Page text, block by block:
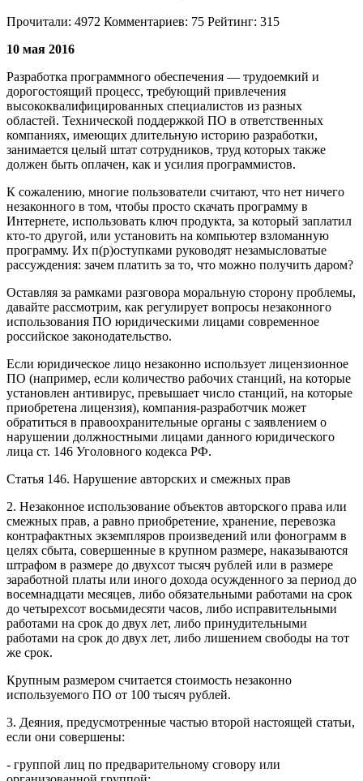
Прочитали: 4972 Комментариев: 75 Рейтинг: 315
10 мая 2016
Разработка программного обеспечения — трудоемкий и
дорогостоящий процесс, требующий привлечения
высококвалифицированных специалистов из разных
областей. Технической поддержкой ПО в ответственных
компаниях, имеющих длительную историю разработки,
занимается целый штат сотрудников, труд которых также
должен быть оплачен, как и усилия программистов.
К сожалению, многие пользователи считают, что нет ничего
незаконного в том, чтобы просто скачать программу в
Интернете, использовать ключ продукта, за который заплатил
кто-то другой, или установить на компьютер взломанную
программу. Их п(р)оступками руководят незамысловатые
рассуждения: зачем платить за то, что можно получить даром?
Оставляя за рамками разговора моральную сторону проблемы,
давайте рассмотрим, как регулирует вопросы незаконного
использования ПО юридическими лицами современное
российское законодательство.
Если юридическое лицо незаконно использует лицензионное
ПО (например, если количество рабочих станций, на которые
установлен антивирус, превышает число станций, на которые
приобретена лицензия), компания-разработчик может
обратиться в правоохранительные органы с заявлением о
нарушении должностными лицами данного юридического
лица ст. 146 Уголовного кодекса РФ.
Статья 146. Нарушение авторских и смежных прав
2. Незаконное использование объектов авторского права или
смежных прав, а равно приобретение, хранение, перевозка
контрафактных экземпляров произведений или фонограмм в
целях сбыта, совершенные в крупном размере, наказываются
штрафом в размере до двухсот тысяч рублей или в размере
заработной платы или иного дохода осужденного за период до
восемнадцати месяцев, либо обязательными работами на срок
до четырехсот восьмидесяти часов, либо исправительными
работами на срок до двух лет, либо принудительными
работами на срок до двух лет, либо лишением свободы на тот
же срок.
Крупным размером считается стоимость незаконно
используемого ПО от 100 тысяч рублей.
3. Деяния, предусмотренные частью второй настоящей статьи,
если они совершены:
- группой лиц по предварительному сговору или